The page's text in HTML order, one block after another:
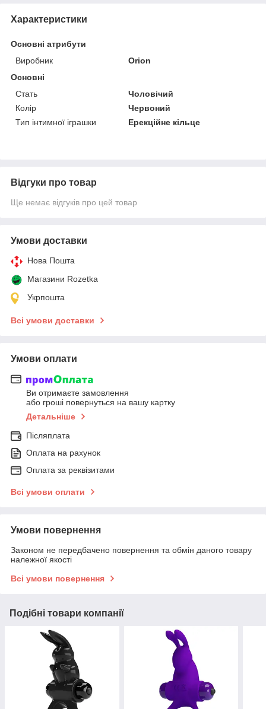
Характеристики
Основні атрибути
Виробник
Orion
Основні
Стать
Чоловічий
Колір
Червоний
Тип інтимної іграшки
Ерекційне кільце
Відгуки про товар
Ще немає відгуків про цей товар
Умови доставки
Нова Пошта
Магазини Rozetka
Укрпошта
Всі умови доставки
Умови оплати
Ви отримаєте замовлення
або гроші повернуться на вашу картку
Детальніше
Післяплата
Оплата на рахунок
Оплата за реквізитами
Всі умови оплати
Умови повернення
Законом не передбачено повернення та обмін даного товару
належної якості
Всі умови повернення
Подібні товари компанії